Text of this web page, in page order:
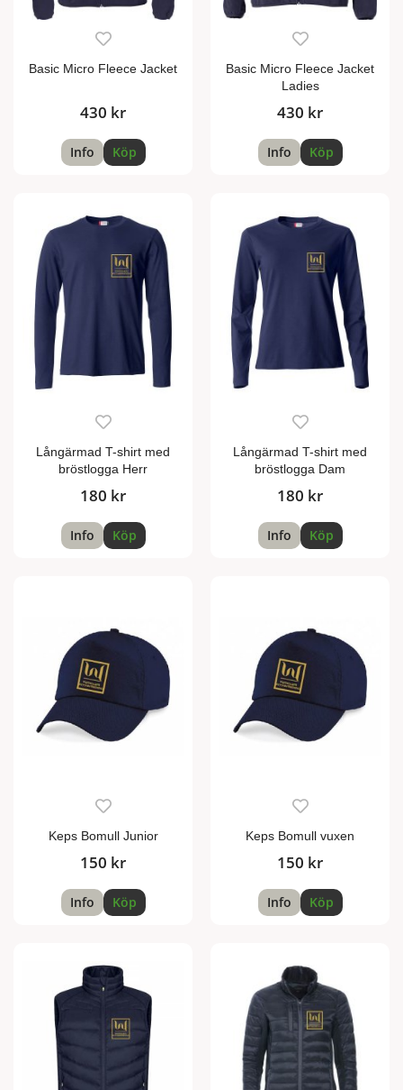
Basic Micro Fleece Jacket
430 kr
Info Köp
Basic Micro Fleece Jacket
Ladies
430 kr
Info Köp
Långärmad T-shirt med
bröstlogga Herr
180 kr
Info Köp
Långärmad T-shirt med
bröstlogga Dam
180 kr
Info Köp
Keps Bomull Junior
150 kr
Info Köp
Keps Bomull vuxen
150 kr
Info Köp